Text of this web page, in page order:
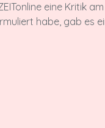
eine Kritik am